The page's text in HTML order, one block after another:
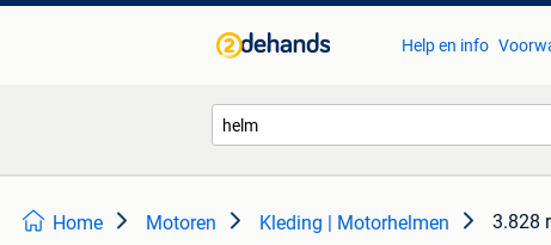
Help en info
Home Motoren Kleding | Motorhelmen 3.828